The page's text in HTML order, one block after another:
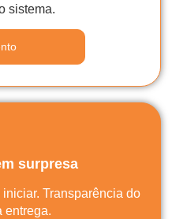
sistema.
surpresa
Transparência do
entrega.